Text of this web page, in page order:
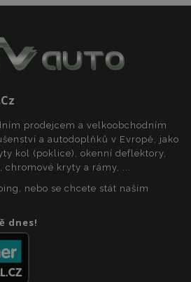
prodejcem a velkoobchodním
a autodoplňků v Evropě, jako
kol (poklice), okenní deflektory,
chromové kryty a rámy, ...
nebo se chcete stát naším
dnes!
soubory
Funkční soubory
cookie umožňují základní
stránek, jako je přihlášení
účtu. Webové stránky nelze bez
souborů cookie správně